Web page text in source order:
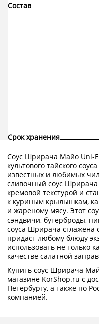
Состав
Срок хранения
Соус Шрирача Майо Uni-
культового тайского
известных и любимых
сливочный соус
кремовой текстурой и
к куриным крылышкам,
и жареному мясу. Этот
сэндвичи, бутерброды,
соуса Шрирача сглажена
придаст любому блюду
использовать не только
качестве салатной
Купить соус Шрирача
магазине KorShop.ru с
Петербургу, а также по
компанией.